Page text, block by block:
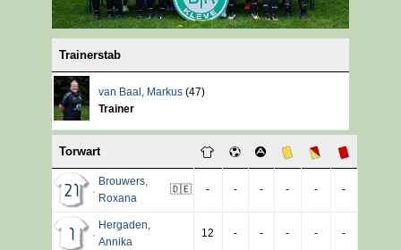
Trainerstab
van Baal , Markus (47)
Trainer
Torwart
21
Brouwers,
Roxana
🇩🇪 - - - - - -
1
Hergaden,
Annika
12 - - - - -